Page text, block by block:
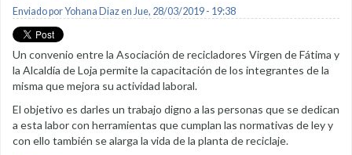
Enviado porYohana Diazen Jue, 28/03/2019 - 19:38
Un convenio entre la Asociación de recicladores Virgen de Fátima y
la Alcaldía de Loja permite la capacitación de los integrantes de la
misma que mejora su actividad laboral.
El objetivo es darles un trabajo digno a las personas que se dedican
a esta labor con herramientas que cumplan las normativas de ley y
con ello también se alarga la vida de la planta de reciclaje.